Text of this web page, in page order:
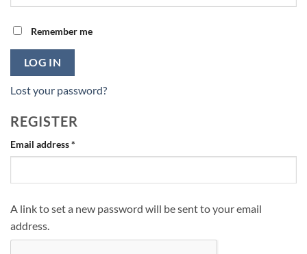
Remember me
LOG IN
Lost your password?
REGISTER
Email address*
A link to set a new password will be sent to your email
address.